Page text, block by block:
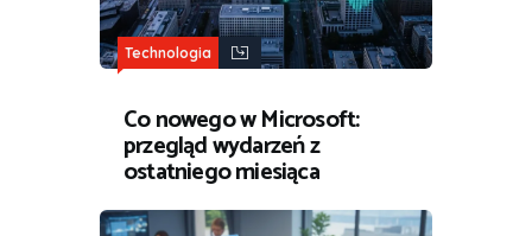
Technologia
Co nowego w Microsoft:
przegląd wydarzeń z
ostatniego miesiąca